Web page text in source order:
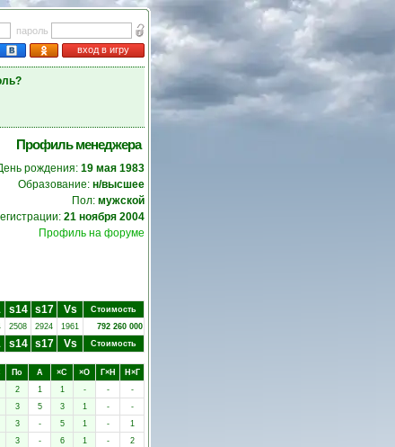
пароль
вход в игру
Профиль менеджера
рождения: 19 мая 1983
Образование: н/высшее
Пол: мужской
21 ноября 2004
Профиль на форуме
s14 s17 Vs
Стоимость
2508 2924 1961 792 260 000
s14 s17 Vs Стоимость
Пo А ×C ×O Г×Н
Н×Г
2 1 1 - -
-
3 5 3 1 -
-
3 - 5 1 -
1
3 - 6 1 -
2